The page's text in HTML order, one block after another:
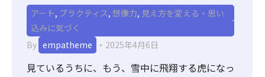
アート, プラクティス, 想像力, 見え方を変える・思い
込みに気づく
By empatheme 2025年4月6日
見ているうちに、もう、雪中に飛翔する虎になっ